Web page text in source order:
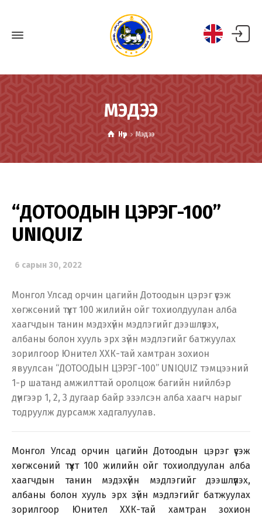
МЭДЭЭ
Нүүр Мэдээ
“ДОТООДЫН ЦЭРЭГ-100”
UNIQUIZ
6 сарын 30, 2022
Монгол Улсад орчин цагийн Дотоодын цэрэг үүсэж
хөгжсөний түүхт 100 жилийн ойг тохиолдуулан алба
хаагчдын танин мэдэхүйн мэдлэгийг дээшлүүлэх,
албаны болон хууль эрх зүйн мэдлэгийг батжуулах
зорилгоор Юнител ХХК-тай хамтран зохион
явуулсан “ДОТООДЫН ЦЭРЭГ-100” UNIQUIZ тэмцээний
1-р шатанд амжилттай оролцож багийн нийлбэр
дүнгээр 1, 2, 3 дугаар байр эзэлсэн алба хаагч нарыг
тодруулж дурсамж хадгалуулав.
Монгол Улсад орчин цагийн Дотоодын цэрэг үүсэж
хөгжсөний түүхт 100 жилийн ойг тохиолдуулан алба
хаагчдын танин мэдэхүйн мэдлэгийг дээшлүүлэх,
албаны болон хууль эрх зүйн мэдлэгийг батжуулах
зорилгоор Юнител ХХК-тай хамтран зохион